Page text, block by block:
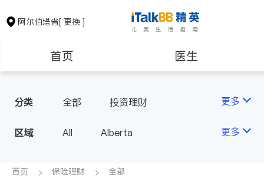
阿尔伯塔省[ 更换 ]
首页 医生
房地产租售
建筑装修
分类 全部 投资理财 更多
区域 All Alberta 更多
首页 保险理财 全部